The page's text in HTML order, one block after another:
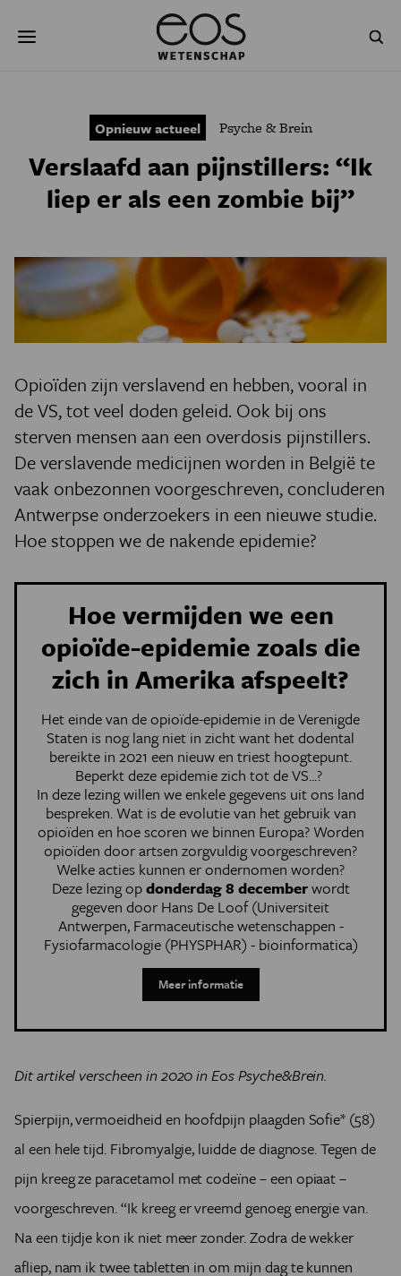
naar
GEZONDHEID
NATUURWETENSCHAPPEN GESCHIEDENIS
PODCAST
JONGE UITDAGERS
Opnieuw actueel Psyche & Brein
Verslaafd aan pijnstillers: “Ik
liep er als een zombie bij”
Opioïden zijn verslavend en hebben, vooral in
de VS, tot veel doden geleid. Ook bij ons
sterven mensen aan een overdosis pijnstillers.
De verslavende medicijnen worden in België te
vaak onbezonnen voorgeschreven, concluderen
Antwerpse onderzoekers in een nieuwe studie.
Hoe stoppen we de nakende epidemie?
Hoe vermijden we een
opioïde-epidemie zoals die
zich in Amerika afspeelt?
Het einde van de opioïde-epidemie in de Verenigde
Staten is nog lang niet in zicht want het dodental
bereikte in 2021 een nieuw en triest hoogtepunt.
Beperkt deze epidemie zich tot de VS...?
In deze lezing willen we enkele gegevens uit ons land
bespreken. Wat is de evolutie van het gebruik van
opioïden en hoe scoren we binnen Europa? Worden
opioïden door artsen zorgvuldig voorgeschreven?
Welke acties kunnen er ondernomen worden?
Deze lezing opdonderdag 8 decemberwordt
gegeven door ​​Hans De Loof (Universiteit
Antwerpen, Farmaceutische wetenschappen -
Fysiofarmacologie (PHYSPHAR) - bioinformatica)
Meer informatie
Dit artikel verscheen in 2020 in Eos Psyche&Brein.
Spierpijn, vermoeidheid en hoofdpijn plaagden Sofie* (58)
al een hele tijd. Fibromyalgie, luidde de diagnose. Tegen de
pijn kreeg ze paracetamol met codeïne – een opiaat –
voorgeschreven. “Ik kreeg er vreemd genoeg energie van.
Na een tijdje kon ik niet meer zonder. Zodra de wekker
afliep, nam ik twee tabletten in om mijn dag te kunnen